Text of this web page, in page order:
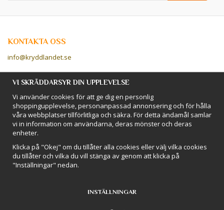
KONTAKTA OSS
info@kryddlandet.se
Följ oss på Facebook!
Följ oss på Instagram!
BETALSÄTT
Hos Kryddlandet handlar du tryggt & säkert - och betalar enkelt med
kort, Klarna eller swish!
VI SKRÄDDARSYR DIN UPPLEVELSE
Vi använder cookies för att ge dig en personlig
shoppingupplevelse, personanpassad annonsering och för hålla
våra webbplatser tillförlitliga och säkra. För detta ändamål samlar
vi in information om användarna, deras mönster och deras
enheter.
Klicka på "Okej" om du tillåter alla cookies eller välj vilka cookies
du tillåter och vilka du vill stänga av genom att klicka på
"Inställningar" nedan.
INSTÄLLNINGAR